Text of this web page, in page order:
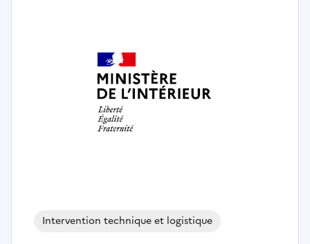
Intervention technique et logistique